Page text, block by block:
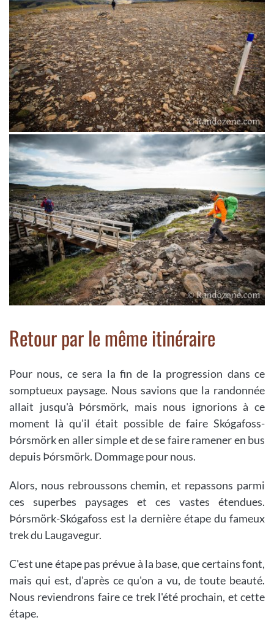
Retour par le même itinéraire
Pour nous, ce sera la fin de la progression dans ce
somptueux paysage. Nous savions que la randonnée
allait jusqu'à Þórsmörk, mais nous ignorions à ce
moment là qu'il était possible de faire Skógafoss-
Þórsmörk en aller simple et de se faire ramener en bus
depuis Þórsmörk. Dommage pour nous.
Alors, nous rebroussons chemin, et repassons parmi
ces superbes paysages et ces vastes étendues.
Þórsmörk-Skógafoss est la dernière étape du fameux
trek du Laugavegur.
C'est une étape pas prévue à la base, que certains font,
mais qui est, d'après ce qu'on a vu, de toute beauté.
Nous reviendrons faire ce trek l'été prochain, et cette
étape.